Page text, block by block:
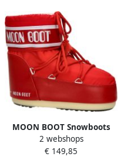
MOON BOOT Snowboots
Icon Low Nylon Maat: 36 38
Materiaal: Rubber Kleur:
2 webshops
€ 149,85